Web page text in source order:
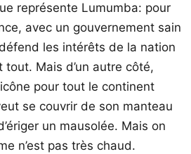
représente Lumumba: pour
avec un gouvernement sain
les intérêts de la nation
Mais d’un autre côté,
pour tout le continent
se couvrir de son manteau
un mausolée. Mais on
n’est pas très chaud.